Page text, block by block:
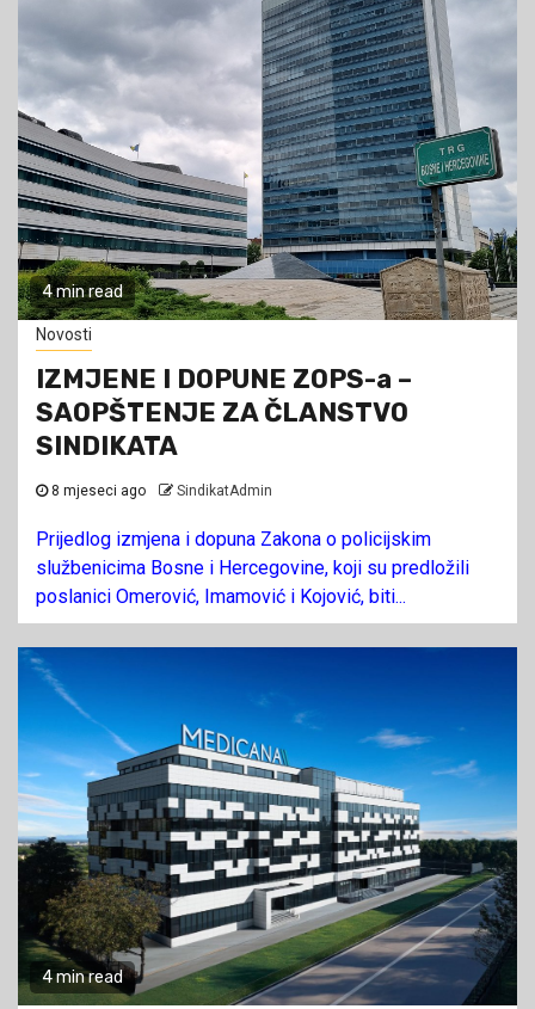
4 min read
Novosti
IZMJENE I DOPUNE ZOPS-a –
SAOPŠTENJE ZA ČLANSTVO
SINDIKATA
8 mjeseci ago SindikatAdmin
Prijedlog izmjena i dopuna Zakona o policijskim
službenicima Bosne i Hercegovine, koji su predložili
poslanici Omerović, Imamović i Kojović, biti...
4 min read